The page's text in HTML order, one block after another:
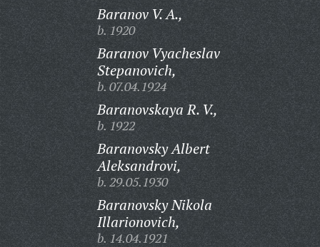
Baranov V. A.,
b. 1920
Baranov Vyacheslav
Stepanovich,
b. 07.04.1924
Baranovskaya R. V.,
b. 1922
Baranovsky Albert
Aleksandrovi,
b. 29.05.1930
Baranovsky Nikola
Illarionovich,
b. 14.04.1921